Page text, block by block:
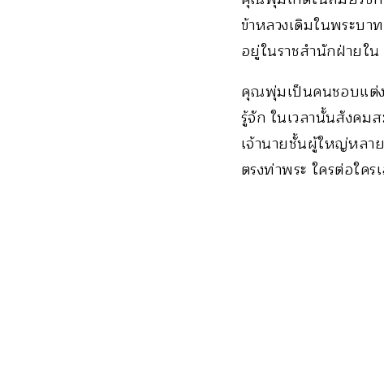
ข้าหลวงเดิมในพระบา
อยู่ในราชสำนักฝ่ายใ
คุณพุ่มเป็นคนชอบแต่ง
รู้จัก ในเวลานั้นสังค
เจ้านายชั้นผู้ใหญ่หลา
ตรงท่าพระ ใครต่อใค